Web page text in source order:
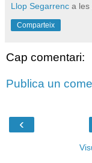
Llop Segarrenc a les
Comparteix
Cap comentari:
Publica un
‹